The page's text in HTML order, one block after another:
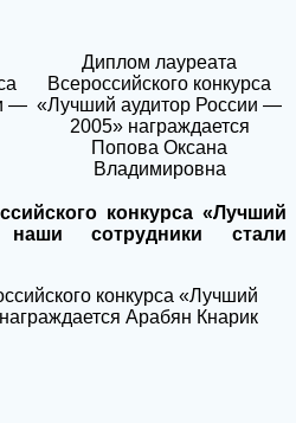
—
Диплом лауреата
Всероссийского конкурса
«Лучший аудитор России —
2005» награждается
Попова Оксана
Владимировна
конкурса «Лучший
сотрудники стали
конкурса «Лучший
Арабян Кнарик